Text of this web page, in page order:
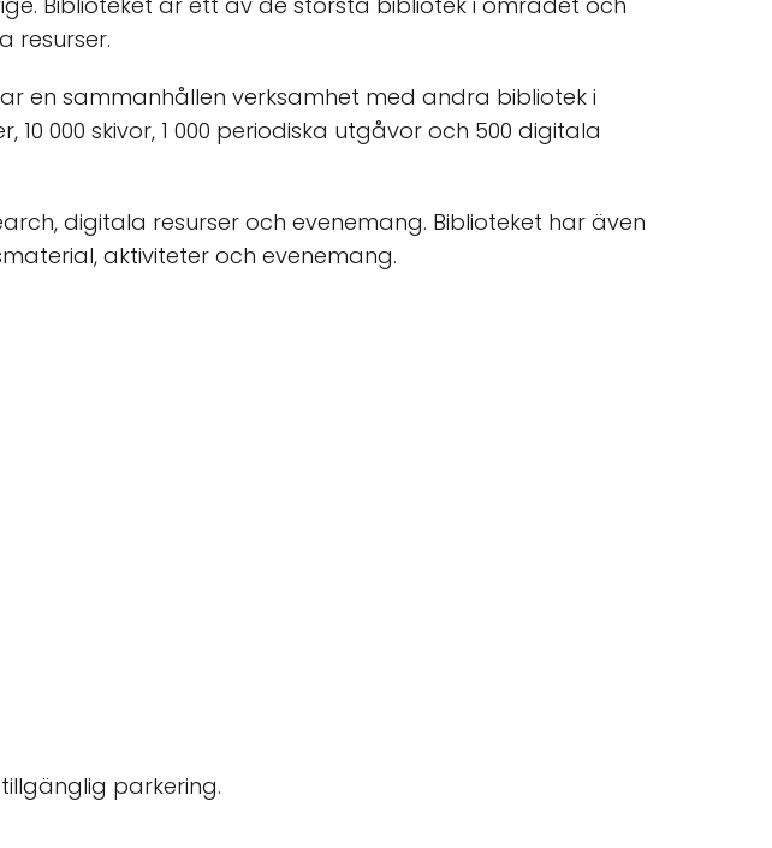
resurser.
en sammanhållen verksamhet med andra bibliotek i
10 000 skivor, 1 000 periodiska utgåvor och 500 digitala
digitala resurser och evenemang. Biblioteket har även
aktiviteter och evenemang.
parkering.